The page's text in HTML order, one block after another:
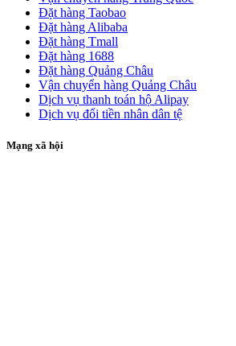
Đặt hàng Taobao
Đặt hàng Alibaba
Đặt hàng Tmall
Đặt hàng 1688
Đặt hàng Quảng Châu
Vận chuyển hàng Quảng Châu
Dịch vụ thanh toán hộ Alipay
Dịch vụ đổi tiền nhân dân tệ
Mạng xã hội